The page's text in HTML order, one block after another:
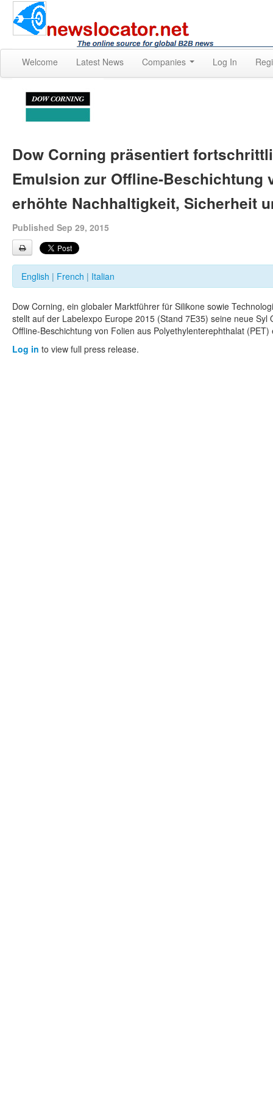
Welcome Latest News Companies Log In
Dow Corning präsentiert
Emulsion zur Offline-Beschichtung
erhöhte Nachhaltigkeit, Sicherheit
Published Sep 29, 2015
English | French | Italian
Dow Corning, ein globaler Marktführer für Silikone sowie
stellt auf der Labelexpo Europe 2015 (Stand 7E35) seine neue
Offline-Beschichtung von Folien aus Polyethylenterephthalat
Log in to view full press release.